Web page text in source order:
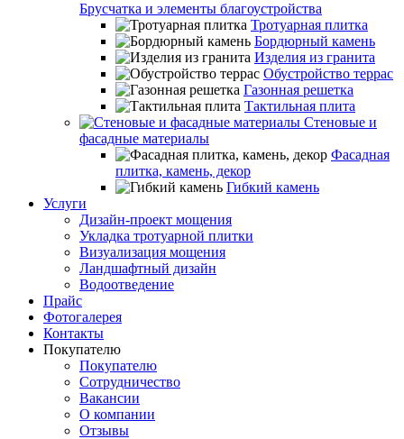
Брусчатка и элементы благоустройства
Тротуарная плитка
Бордюрный камень
Изделия из гранита
Обустройство террас
Газонная решетка
Тактильная плита
Стеновые и
фасадные материалы
Фасадная
плитка, камень, декор
Гибкий камень
Услуги
Дизайн-проект мощения
Укладка тротуарной плитки
Визуализация мощения
Ландшафтный дизайн
Водоотведение
Прайс
Фотогалерея
Контакты
Покупателю
Покупателю
Сотрудничество
Вакансии
О компании
Отзывы